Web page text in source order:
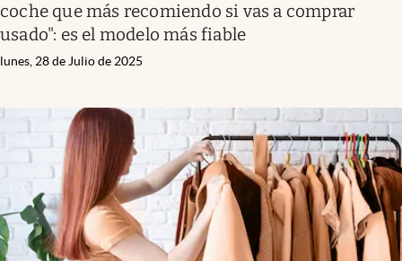
abre en nueva pestaña
Argentina
coche que más recomiendo si vas a comprar
usado": es el modelo más fiable
lunes, 28 de Julio de 2025